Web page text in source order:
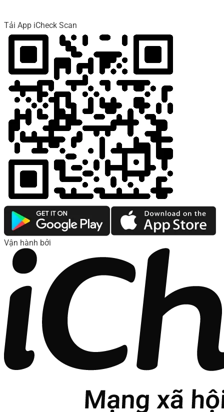
Tải App iCheck Scan
Vận hành bởi